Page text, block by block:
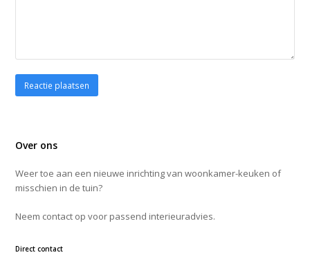
Over ons
Weer toe aan een nieuwe inrichting van woonkamer-keuken of
misschien in de tuin?
Neem contact op voor passend interieuradvies.
Direct contact